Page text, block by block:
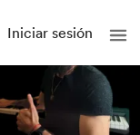
Iniciar sesión